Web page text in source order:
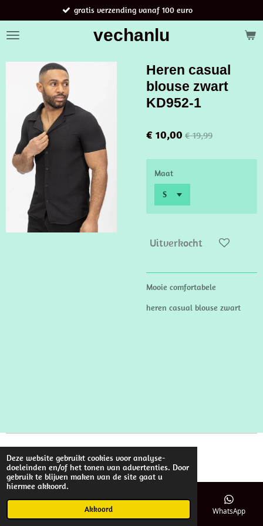
Deze website gebruikt cookies voor analyse-
doeleinden en/of het tonen van advertenties. Door
gebruik te blijven maken van de site gaat u
hiermee akkoord.
Akkoord
direct
naar
hoofdinhoud
vechanlu
gratis verzending vanaf 100 euro
Heren casual
blouse zwart
KD952-1
€ 10,00 € 19,99
Maat
Uitverkocht
Mooie comfortabele
heren casual blouse zwart
Powered byJouwWeb
Telefoonnummer WhatsApp